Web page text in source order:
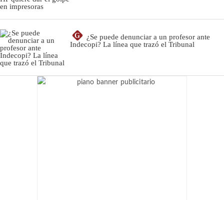
G
¿Se puede denunciar a un profesor ante
Indecopi? La línea que trazó el Tribunal